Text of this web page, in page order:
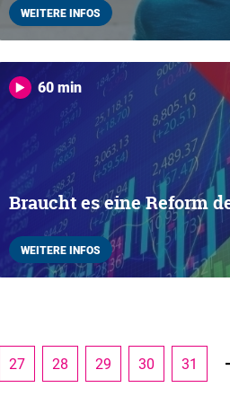
WEITERE INFOS
60 min
Braucht es eine Reform
WEITERE INFOS
27 28 29 30 31